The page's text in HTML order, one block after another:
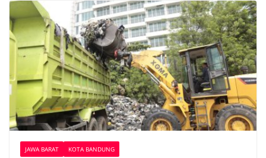
JAWA BARAT KOTA BANDUNG